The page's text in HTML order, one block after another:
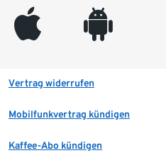
appleinc android
Vertrag widerrufen
Mobilfunkvertrag kündigen
Kaffee-Abo kündigen